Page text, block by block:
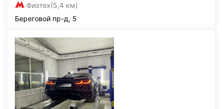
Физтех(5,4 км)
Береговой пр-д, 5